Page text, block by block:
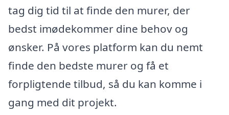
tag dig tid til at finde den murer, der
bedst imødekommer dine behov og
ønsker. På vores platform kan du nemt
finde den bedste murer og få et
forpligtende tilbud, så du kan komme i
gang med dit projekt.